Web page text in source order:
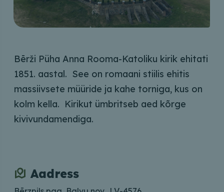
Bērži Püha Anna Rooma-Katoliku kirik ehitati
1851. aastal. See on romaani stiilis ehitis
massiivsete müüride ja kahe torniga, kus on
kolm kella. Kirikut ümbritseb aed kõrge
kivivundamendiga.
Aadress